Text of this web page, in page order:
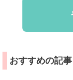
おすすめの記事